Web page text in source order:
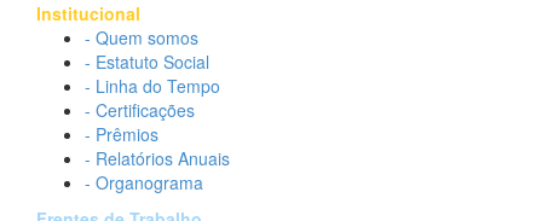
Institucional
- Quem somos
- Estatuto Social
- Linha do Tempo
- Certificações
- Prêmios
- Relatórios Anuais
- Organograma